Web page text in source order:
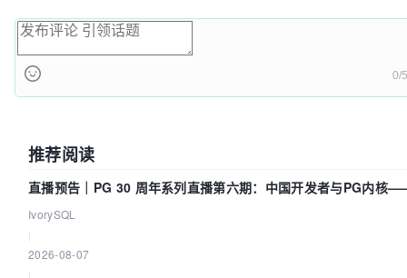
0/
推荐阅读
直播预告｜PG 30 周年系列直播第六期：中国开发者与PG内核
动吗？我们贡献了什么？
IvorySQL
2026-08-07